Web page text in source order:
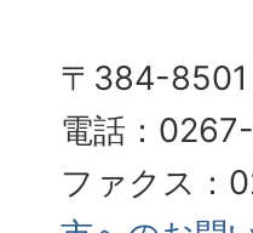
〒384-
電話：
ファクス